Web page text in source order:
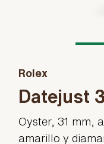
Rolex
Datejust
Oyster, 31 mm,
amarillo y